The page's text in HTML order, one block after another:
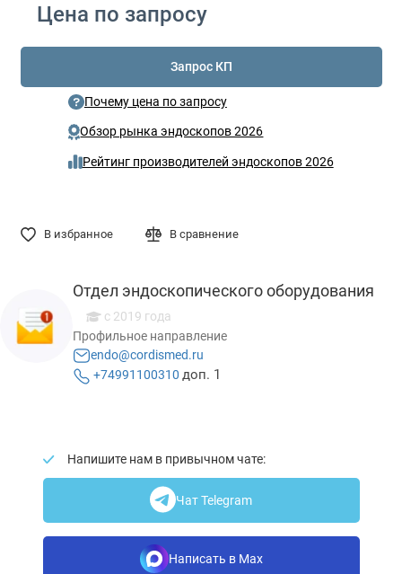
Цена по запросу
Запрос КП
Почему цена по запросу
Обзор рынка эндоскопов 2026
Рейтинг производителей эндоскопов 2026
В избранное В сравнение
Отдел эндоскопического оборудования
с 2019 года
Профильное направление
endo@cordismed.ru
+74991100310 доп. 1
Напишите нам в привычном чате:
Чат Telegram
Написать в Max